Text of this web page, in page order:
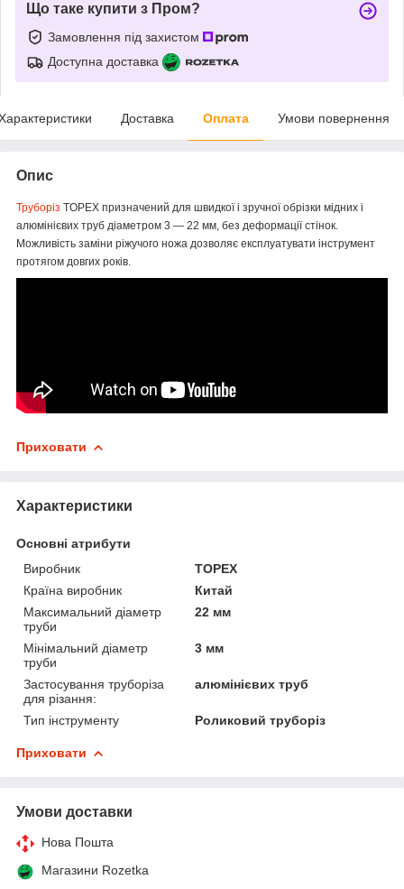
Що таке купити з Пром?
Замовлення під захистом
Доступна доставка
Доставка Оплата Умови повернення
Опис
Труборіз TOPEX призначений для швидкої і зручної обрізки мідних і
алюмінієвих труб діаметром 3 ― 22 мм, без деформації стінок.
Можливість заміни ріжучого ножа дозволяє експлуатувати інструмент
протягом довгих років.
Приховати
Характеристики
Основні атрибути
Виробник
TOPEX
Країна виробник
Китай
Максимальний діаметр
труби
22 мм
Мінімальний діаметр
труби
3 мм
Застосування труборіза
для різання:
алюмінієвих труб
Тип інструменту Роликовий труборіз
Приховати
Умови доставки
Нова Пошта
Магазини Rozetka